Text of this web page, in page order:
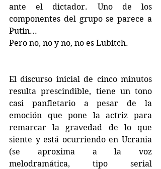
ante el dictador. Uno de los
componentes del grupo se parece a
Putin...
Pero no, no y no, no es Lubitch.
El discurso inicial de cinco minutos
resulta prescindible, tiene un tono
casi panfletario a pesar de la
emoción que pone la actriz para
remarcar la gravedad de lo que
siente y está ocurriendo en Ucrania
(se aproxima a la voz
melodramática, tipo serial